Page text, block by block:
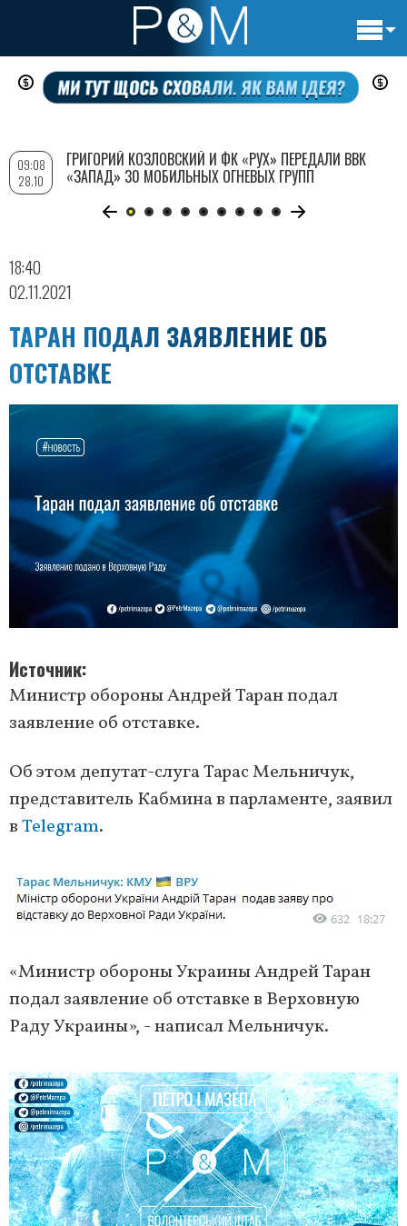
Перейти
содержанию
18:40
02.11.2021
ТАРАН ПОДАЛ ЗАЯВЛЕНИЕ ОБ
ОТСТАВКЕ
Источник
Министр обороны Андрей Таран подал
заявление об отставке.
Об этом депутат-слуга Тарас Мельничук,
представитель Кабмина в парламенте, заявил
вTelegram.
«Министр обороны Украины Андрей Таран
подал заявление об отставке в Верховную
Раду Украины», - написал Мельничук.
09:08
28.10
ГРИГОРИЙ КОЗЛОВСКИЙ И ФК «РУХ» ПЕРЕДАЛИ ВВК
«ЗАПАД» 30 МОБИЛЬНЫХ ОГНЕВЫХ ГРУПП